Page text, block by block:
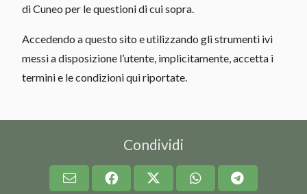
di Cuneo per le questioni di cui sopra.
Accedendo a questo sito e utilizzando gli strumenti ivi
messi a disposizione l’utente, implicitamente, accetta i
termini e le condizioni qui riportate.
Condividi